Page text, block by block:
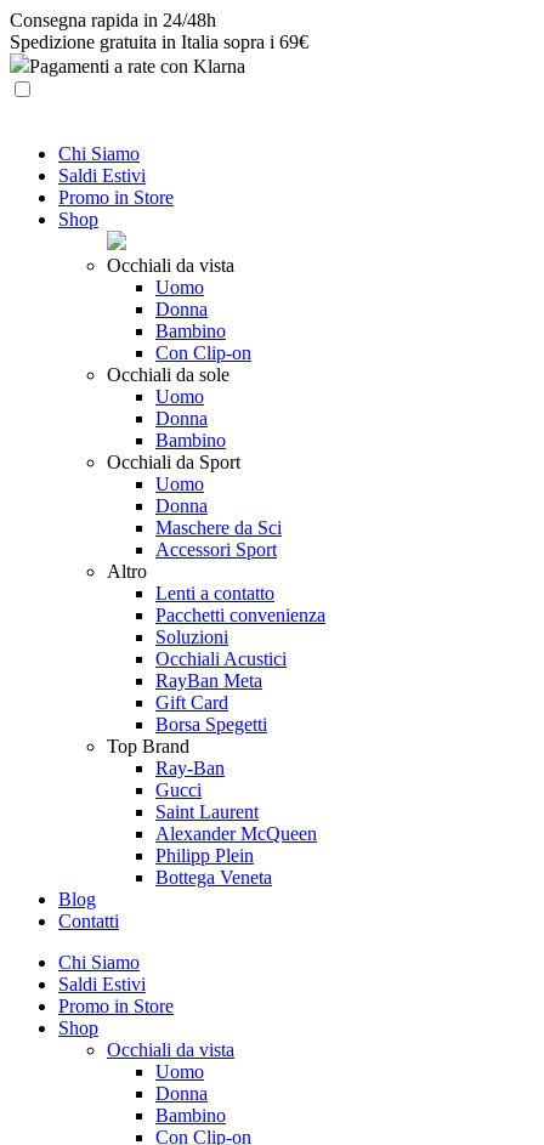
Skip
to
content
Consegna rapida in 24/48h
Spedizione gratuita in Italia sopra i 69€
Pagamenti a rate con Klarna
Chi Siamo
Saldi Estivi
Promo in Store
Shop
Occhiali da vista
Uomo
Donna
Bambino
Con Clip-on
Occhiali da sole
Uomo
Donna
Bambino
Occhiali da Sport
Uomo
Donna
Maschere da Sci
Accessori Sport
Altro
Lenti a contatto
Pacchetti convenienza
Soluzioni
Occhiali Acustici
RayBan Meta
Gift Card
Borsa Spegetti
Top Brand
Ray-Ban
Gucci
Saint Laurent
Alexander McQueen
Philipp Plein
Bottega Veneta
Blog
Contatti
Chi Siamo
Saldi Estivi
Promo in Store
Shop
Occhiali da vista
Uomo
Donna
Bambino
Con Clip-on